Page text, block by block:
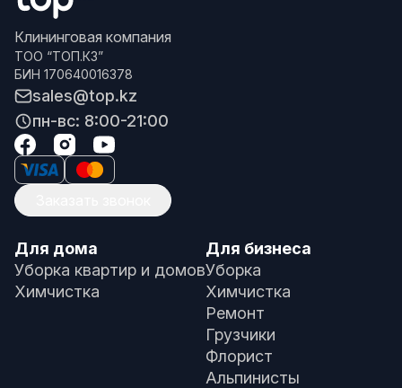
Клининговая компания
ТОО “ТОП.КЗ”
БИН 170640016378
sales@top.kz
пн-вс: 8:00-21:00
Для дома
Уборка квартир и домов
Химчистка
Для бизнеса
Уборка
Химчистка
Ремонт
Грузчики
Флорист
Альпинисты